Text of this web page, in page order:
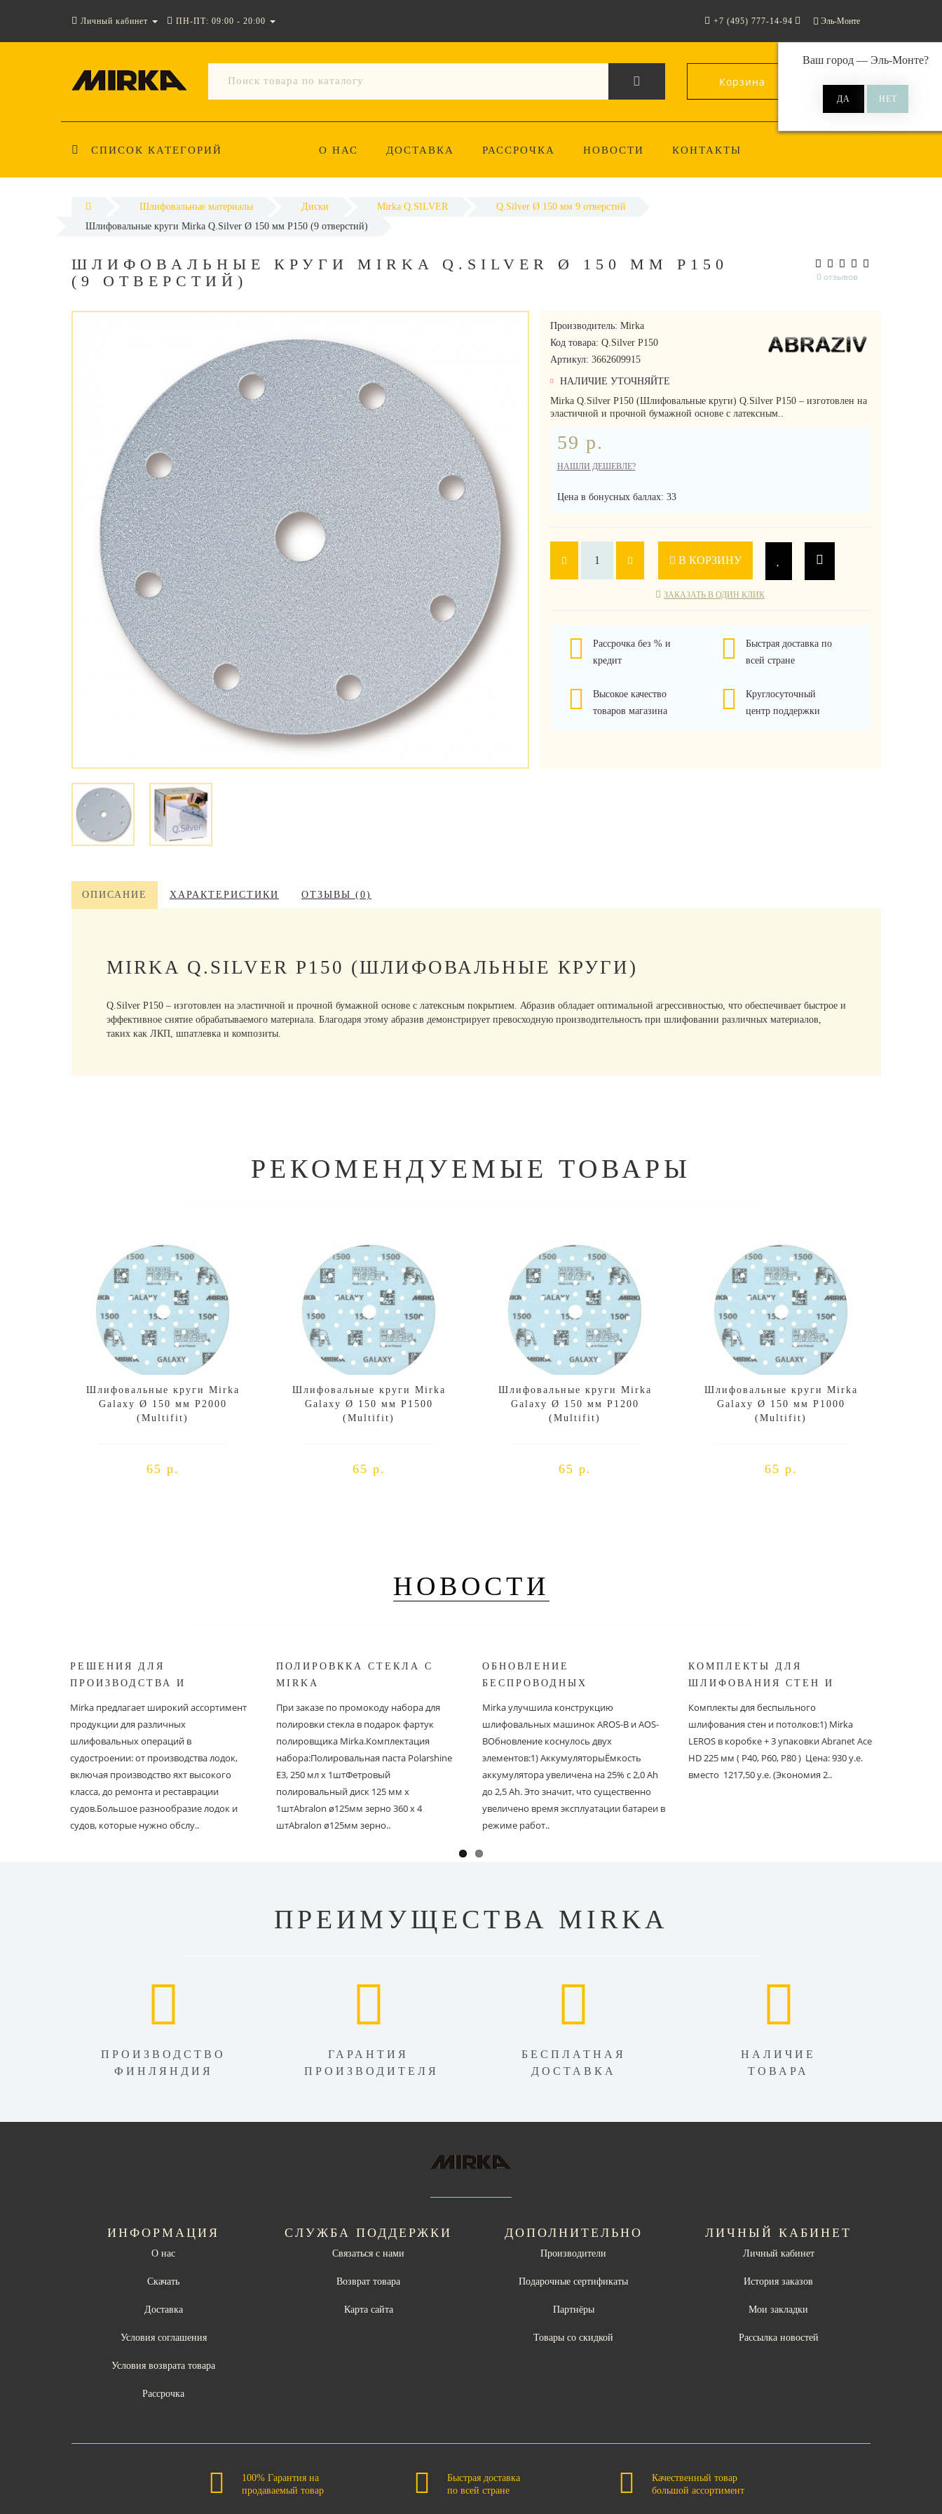
Личный кабинет ПН-ПТ: 09:00 - 20:00 Эль-Монте
Ваш город — Эль-Монте?
+7 (495) 777-14-94
Корзина 0
СПИСОК КАТЕГОРИЙ О НАС ДОСТАВКА РАССРОЧКА НОВОСТИ КОНТАКТЫ
Шлифовальные материалы Диски Mirka Q.SILVER
Q.Silver Ø 150 мм 9 отверстий
Шлифовальные круги Mirka Q.Silver Ø 150 мм P150 (9 отверстий)
ШЛИФОВАЛЬНЫЕ КРУГИ MIRKA Q.SILVER Ø 150 ММ P150
(9 ОТВЕРСТИЙ)
0 отзывов
Производитель: Mirka
Код товара: Q.Silver P150
Артикул: 3662609915
НАЛИЧИЕ УТОЧНЯЙТЕ
Mirka Q.Silver P150 (Шлифовальные круги) Q.Silver P150 – изготовлен на
эластичной и прочной бумажной основе с латексным..
59 р.
НАШЛИ ДЕШЕВЛЕ?
Цена в бонусных баллах: 33
В КОРЗИНУ
ЗАКАЗАТЬ В ОДИН КЛИК
Рассрочка без % и
кредит
Быстрая доставка по
всей стране
Высокое качество
товаров магазина
Круглосуточный
центр поддержки
ОПИСАНИЕ ХАРАКТЕРИСТИКИ ОТЗЫВЫ (0)
MIRKA Q.SILVER P150 (ШЛИФОВАЛЬНЫЕ КРУГИ)
Q.Silver P150 – изготовлен на эластичной и прочной бумажной основе с латексным покрытием. Абразив обладает оптимальной агрессивностью, что обеспечивает быстрое и
эффективное снятие обрабатываемого материала. Благодаря этому абразив демонстрирует превосходную производительность при шлифовании различных материалов,
таких как ЛКП, шпатлевка и композиты.
РЕКОМЕНДУЕМЫЕ ТОВАРЫ
Шлифовальные круги Mirka
Galaxy Ø 150 мм P2000
(Multifit)
65 р.
Шлифовальные круги Mirka
Galaxy Ø 150 мм P1500
(Multifit)
65 р.
Шлифовальные круги Mirka
Galaxy Ø 150 мм P1200
(Multifit)
65 р.
Шлифовальные круги Mirka
Galaxy Ø 150 мм P1000
(Multifit)
65 р.
НОВОСТИ
РЕШЕНИЯ ДЛЯ
ПРОИЗВОДСТВА И
Mirka предлагает широкий ассортимент
продукции для различных
шлифовальных операций в
судостроении: от производства лодок,
включая производство яхт высокого
класса, до ремонта и реставрации
судов.Большое разнообразие лодок и
судов, которые нужно обслу..
ПОЛИРОВККА СТЕКЛА С
MIRKA
При заказе по промокоду набора для
полировки стекла в подарок фартук
полировщика Mirka.Комплектация
набора:Полировальная паста Polarshine
E3, 250 мл х 1штФетровый
полировальный диск 125 мм х
1штAbralon ø125мм зерно 360 х 4
штAbralon ø125мм зерно..
ОБНОВЛЕНИЕ
БЕСПРОВОДНЫХ
Mirka улучшила конструкцию
шлифовальных машинок AROS-B и AOS-
BОбновление коснулось двух
элементов:1) АккумуляторыЁмкость
аккумулятора увеличена на 25% с 2,0 Ah
до 2,5 Ah. Это значит, что существенно
увеличено время эксплуатации батареи в
режиме работ..
КОМПЛЕКТЫ ДЛЯ
ШЛИФОВАНИЯ СТЕН И
Комплекты для беспыльного
шлифования стен и потолков:1) Mirka
LEROS в коробке + 3 упаковки Abranet Ace
HD 225 мм ( P40, P60, P80 ) Цена: 930 у.е.
вместо 1217,50 у.е. (Экономия 2..
ПРЕИМУЩЕСТВА MIRKA
ПРОИЗВОДСТВО
ФИНЛЯНДИЯ
ГАРАНТИЯ
ПРОИЗВОДИТЕЛЯ
БЕСПЛАТНАЯ
ДОСТАВКА
НАЛИЧИЕ
ТОВАРА
ИНФОРМАЦИЯ
О нас
Скачать
Доставка
Условия соглашения
Условия возврата товара
Рассрочка
СЛУЖБА ПОДДЕРЖКИ
Связаться с нами
Возврат товара
Карта сайта
ДОПОЛНИТЕЛЬНО
Производители
Подарочные сертификаты
Партнёры
Товары со скидкой
ЛИЧНЫЙ КАБИНЕТ
Личный кабинет
История заказов
Мои закладки
Рассылка новостей
100% Гарантия на
продаваемый товар
Быстрая доставка
по всей стране
Качественный товар
большой ассортимент